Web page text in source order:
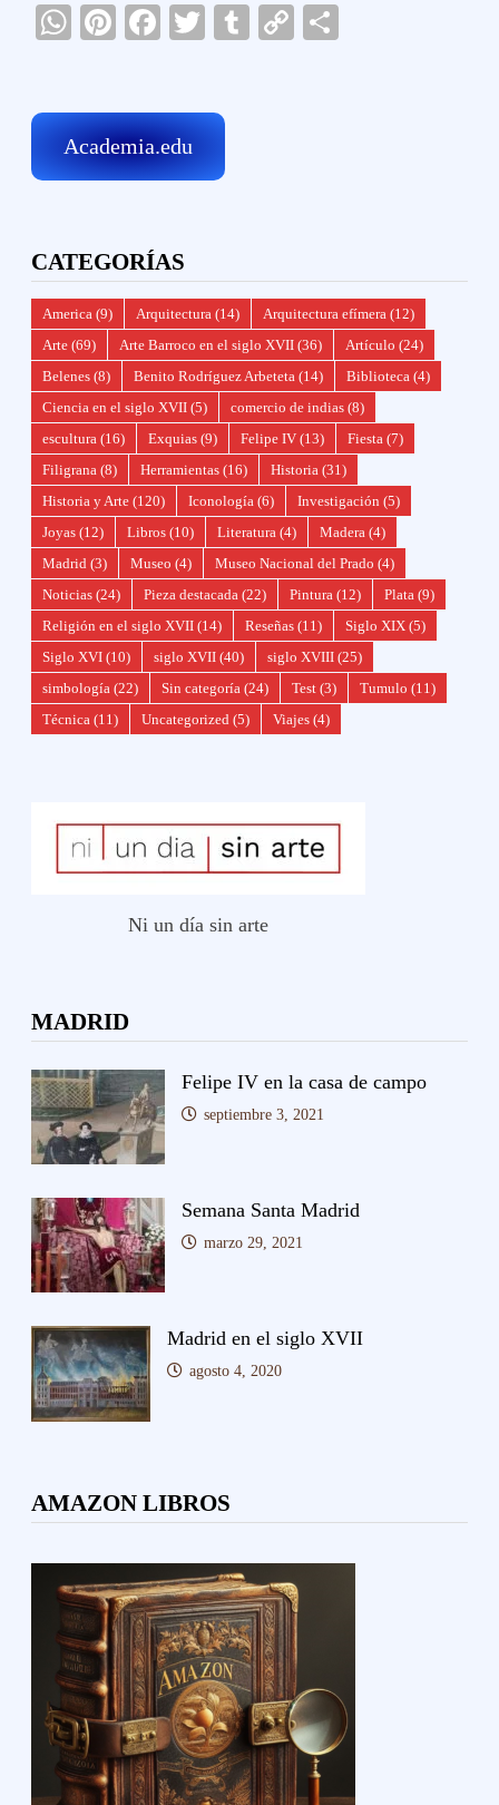
WhatsApp
Pinterest
Facebook
TwitterTumblr
Copy
Academia.edu
CATEGORÍAS
America (9) Arquitectura (14) Arquitectura efímera (12)
Arte (69) Arte Barroco en el siglo XVII (36) Artículo (24)
Belenes (8) Benito Rodríguez Arbeteta (14) Biblioteca (4)
Ciencia en el siglo XVII (5) comercio de indias (8)
escultura (16) Exquias (9) Felipe IV (13) Fiesta (7)
Filigrana (8) Herramientas (16) Historia (31)
Historia y Arte (120) Iconología (6) Investigación (5)
Joyas (12) Libros (10) Literatura (4) Madera (4)
Madrid (3) Museo (4) Museo Nacional del Prado (4)
Noticias (24) Pieza destacada (22) Pintura (12) Plata (9)
Religión en el siglo XVII (14) Reseñas (11) Siglo XIX (5)
Siglo XVI (10) siglo XVII (40) siglo XVIII (25)
simbología (22) Sin categoría (24) Test (3) Tumulo (11)
Técnica (11) Uncategorized (5) Viajes (4)
Ni un día sin arte
MADRID
Felipe IV en la casa de campo
septiembre 3, 2021
Semana Santa Madrid
marzo 29, 2021
Madrid en el siglo XVII
agosto 4, 2020
AMAZON LIBROS